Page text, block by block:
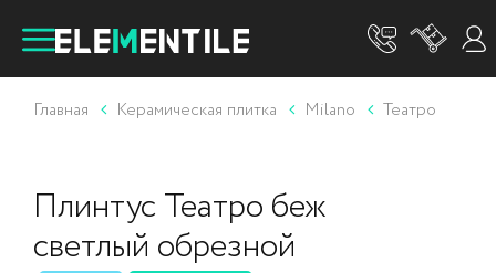
Главная Керамическая плитка Milano Театро
Плинтус Театро беж
светлый обрезной